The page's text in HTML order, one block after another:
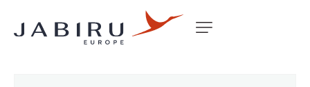
Accueil Non classé